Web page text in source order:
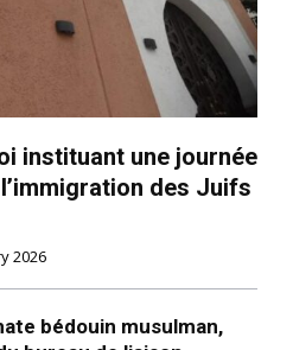
instituant une journée
des Juifs
2026
bédouin musulman,